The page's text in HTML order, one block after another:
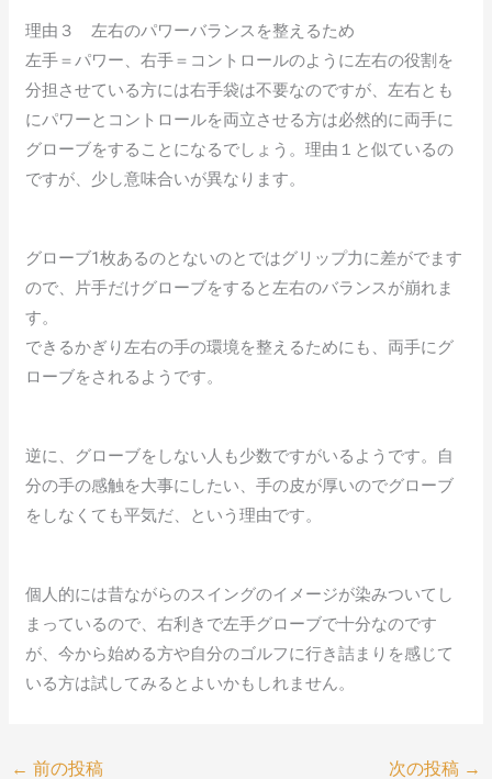
理由３ 左右のパワーバランスを整えるため
左手＝パワー、右手＝コントロールのように左右の役割を
分担させている方には右手袋は不要なのですが、左右とも
にパワーとコントロールを両立させる方は必然的に両手に
グローブをすることになるでしょう。理由１と似ているの
ですが、少し意味合いが異なります。
グローブ1枚あるのとないのとではグリップ力に差がでます
ので、片手だけグローブをすると左右のバランスが崩れま
す。
できるかぎり左右の手の環境を整えるためにも、両手にグ
ローブをされるようです。
逆に、グローブをしない人も少数ですがいるようです。自
分の手の感触を大事にしたい、手の皮が厚いのでグローブ
をしなくても平気だ、という理由です。
個人的には昔ながらのスイングのイメージが染みついてし
まっているので、右利きで左手グローブで十分なのです
が、今から始める方や自分のゴルフに行き詰まりを感じて
いる方は試してみるとよいかもしれません。
← 前の投稿 次の投稿 →